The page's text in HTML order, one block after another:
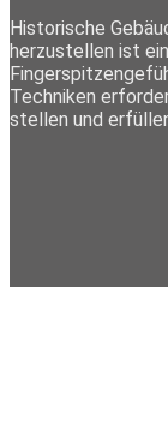
Historische
herzustellen ist
Techniken
stellen und